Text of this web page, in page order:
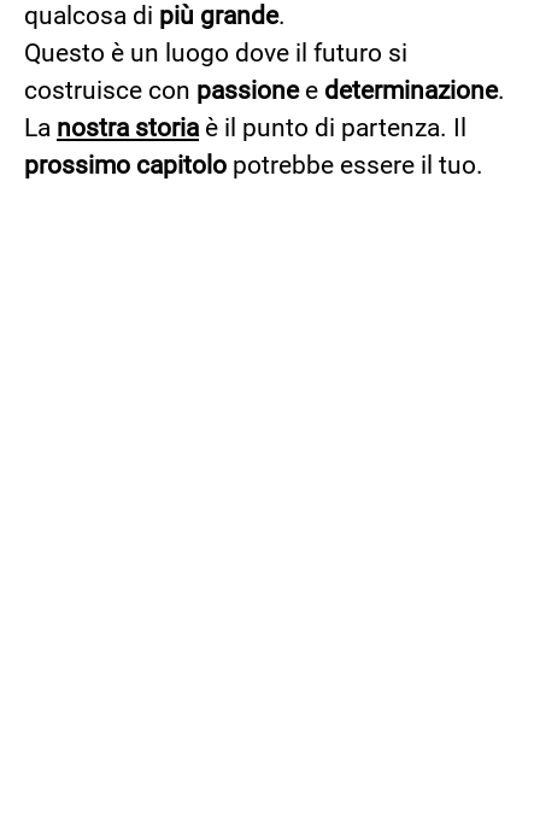
qualcosa di più grande.
Questo è un luogo dove il futuro si
costruisce con passionee determinazione.
La nostra storiaè il punto di partenza. Il
prossimo capitolo potrebbe essere il tuo.